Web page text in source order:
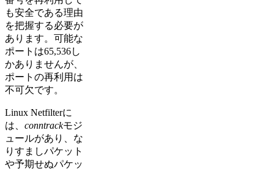
も安全である理由
を把握する必要が
あります。可能な
ポートは65,536し
かありませんが、
ポートの再利用は
不可欠です。
Linux Netfilterに
は、 conntrackモジ
ュールがあり、な
りすましパケット
や予期せぬパケッ